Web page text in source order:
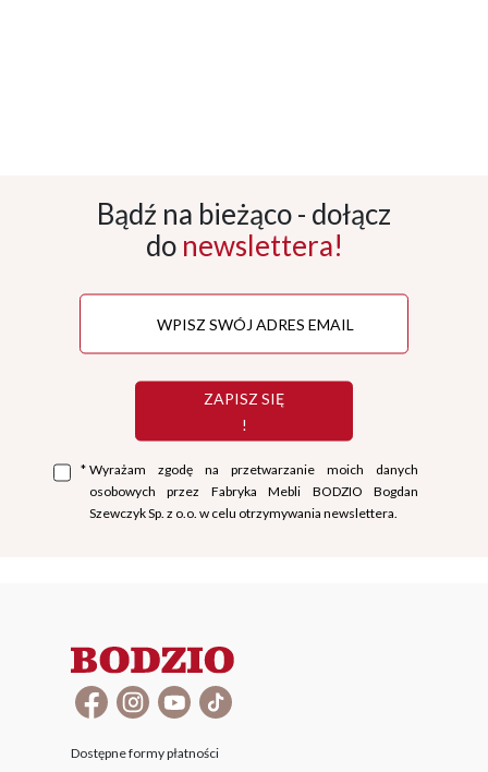
Bądź na bieżąco - dołącz
do newslettera!
ZAPISZ SIĘ
!
* Wyrażam zgodę na przetwarzanie moich danych
osobowych przez Fabryka Mebli BODZIO Bogdan
Szewczyk Sp. z o.o. w celu otrzymywania newslettera.
Dostępne formy płatności